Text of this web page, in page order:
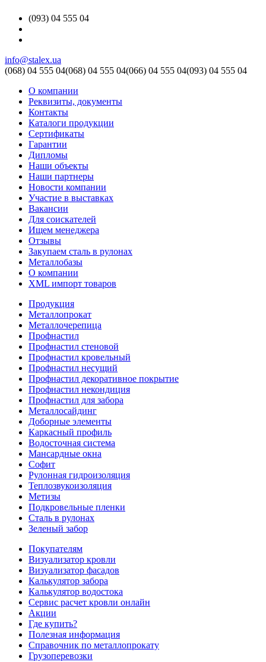
(093) 04 555 04
info@stalex.ua
(068) 04 555 04(068) 04 555 04(066) 04 555 04(093) 04 555 04
О компании
Реквизиты, документы
Контакты
Каталоги продукции
Сертификаты
Гарантии
Дипломы
Наши объекты
Наши партнеры
Новости компании
Участие в выставках
Вакансии
Для соискателей
Ищем менеджера
Отзывы
Закупаем сталь в рулонах
Металлобазы
О компании
XML импорт товаров
Продукция
Металлопрокат
Металлочерепица
Профнастил
Профнастил стеновой
Профнастил кровельный
Профнастил несущий
Профнастил декоративное покрытие
Профнастил некондиция
Профнастил для забора
Металлосайдинг
Доборные элементы
Каркасный профиль
Водосточная система
Мансардные окна
Софит
Рулонная гидроизоляция
Теплозвукоизоляция
Метизы
Подкровельные пленки
Сталь в рулонах
Зеленый забор
Покупателям
Визуализатор кровли
Визуализатор фасадов
Калькулятор забора
Калькулятор водостока
Сервис расчет кровли онлайн
Акции
Где купить?
Полезная информация
Справочник по металлопрокату
Грузоперевозки